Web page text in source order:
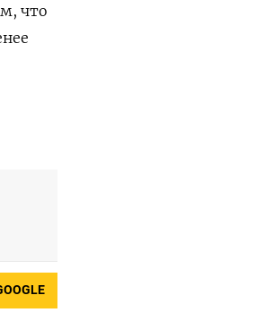
что